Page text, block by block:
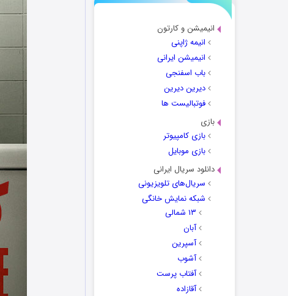
انیمیشن و کارتون
انیمه ژاپنی
انیمیشن ایرانی
باب اسفنجی
دیرین دیرین
فوتبالیست ها
بازی
بازی کامپیوتر
بازی موبایل
دانلود سریال ایرانی
سریال‌های تلویزیونی
شبکه نمایش خانگی
۱۳ شمالی
آبان
آسپرین
آشوب
آفتاب پرست
آقازاده